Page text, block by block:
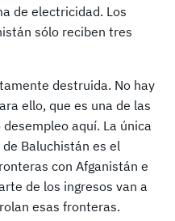
de electricidad. Los
sólo reciben tres
destruida. No hay
ello, que es una de las
aquí. La única
Baluchistán es el
con Afganistán e
de los ingresos van a
esas fronteras.